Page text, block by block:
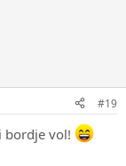
#19
bordje vol!